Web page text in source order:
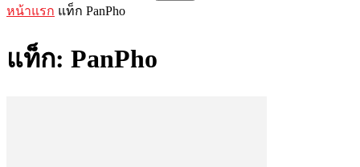
หน้าแรก แท็ก PanPho
แท็ก: PanPho